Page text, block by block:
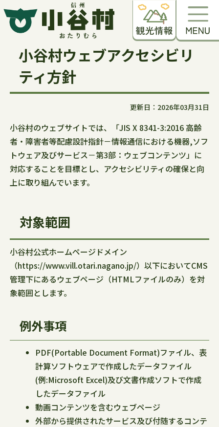
小谷村ウェブアクセシビリ
ティ方針
更新日：2026年03月31日
小谷村のウェブサイトでは、「JIS X 8341-3:2016 高齢
者・障害者等配慮設計指針－情報通信における機器,ソフ
トウェア及びサービス－第3部：ウェブコンテンツ」に
対応することを目標とし、アクセシビリティの確保と向
上に取り組んでいます。
対象範囲
小谷村公式ホームページドメイン
（https://www.vill.otari.nagano.jp/）以下においてCMS
管理下にあるウェブページ（HTMLファイルのみ）を対
象範囲とします。
例外事項
PDF(Portable Document Format)ファイル、表
計算ソフトウェアで作成したデータファイル
(例:Microsoft Excel)及び文書作成ソフトで作成
したデータファイル
動画コンテンツを含むウェブページ
外部から提供されたサービス及び付随するコンテ